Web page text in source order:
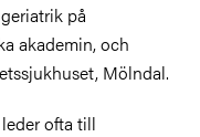
på
akademin, och
Mölndal.
ofta till